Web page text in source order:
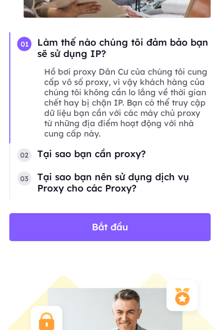
01
Làm thế nào chúng tôi đảm bảo bạn
sẽ sử dụng IP?
Hồ bơi proxy Dân Cư của chúng tôi cung
cấp vô số proxy, vì vậy khách hàng của
chúng tôi không cần lo lắng về thời gian
chết hay bị chặn IP. Bạn có thể truy cập
dữ liệu bạn cần với các máy chủ proxy
từ những địa điểm hoạt động với nhà
cung cấp này.
02 Tại sao bạn cần proxy?
03
Tại sao bạn nên sử dụng dịch vụ
Proxy cho các Proxy?
Bắt đầu